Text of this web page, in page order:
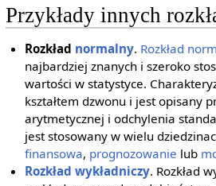
Przykłady innych
Rozkład normalny. Rozkład
najbardziej znanych i szeroko
wartości w statystyce.
kształtem dzwonu i jest opisany
arytmetycznej i odchylenia
jest stosowany w wielu
finansowa, prognozowanie lub
Rozkład wykładniczy. Rozkład